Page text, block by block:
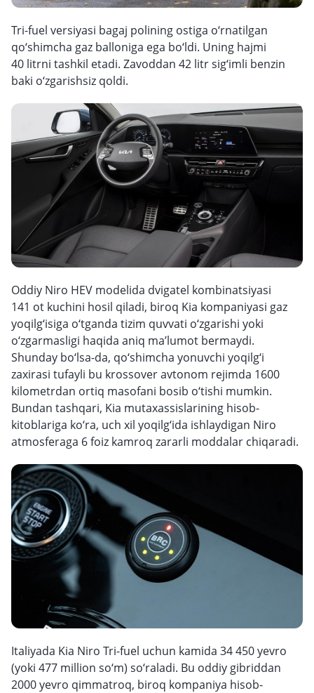
Tri-fuel versiyasi bagaj polining ostiga o‘rnatilgan
qo‘shimcha gaz balloniga ega bo‘ldi. Uning hajmi
40 litrni tashkil etadi. Zavoddan 42 litr sig‘imli benzin
baki o‘zgarishsiz qoldi.
Oddiy Niro HEV modelida dvigatel kombinatsiyasi
141 ot kuchini hosil qiladi, biroq Kia kompaniyasi gaz
yoqilg‘isiga o‘tganda tizim quvvati o‘zgarishi yoki
o‘zgarmasligi haqida aniq ma’lumot bermaydi.
Shunday bo‘lsa-da, qo‘shimcha yonuvchi yoqilg‘i
zaxirasi tufayli bu krossover avtonom rejimda 1600
kilometrdan ortiq masofani bosib o‘tishi mumkin.
Bundan tashqari, Kia mutaxassislarining hisob-
kitoblariga ko‘ra, uch xil yoqilg‘ida ishlaydigan Niro
atmosferaga 6 foiz kamroq zararli moddalar chiqaradi.
Italiyada Kia Niro Tri-fuel uchun kamida 34 450 yevro
(yoki 477 million so‘m) so‘raladi. Bu oddiy gibriddan
2000 yevro qimmatroq, biroq kompaniya hisob-